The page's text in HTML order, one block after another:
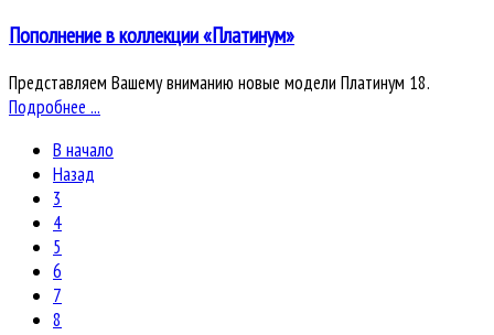
Пополнение в коллекции «Платинум»
Представляем Вашему вниманию новые модели Платинум 18.
Подробнее ...
В начало
Назад
3
4
5
6
7
8